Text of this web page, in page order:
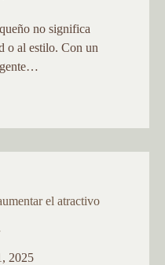
no significa
o al estilo. Con un
el atractivo
2025